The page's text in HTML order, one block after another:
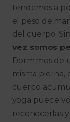
tendemos a
el peso de
del cuerpo.
vez somos
Dormimos de
misma pierna,
cuerpo
yoga puede
reconocerlas